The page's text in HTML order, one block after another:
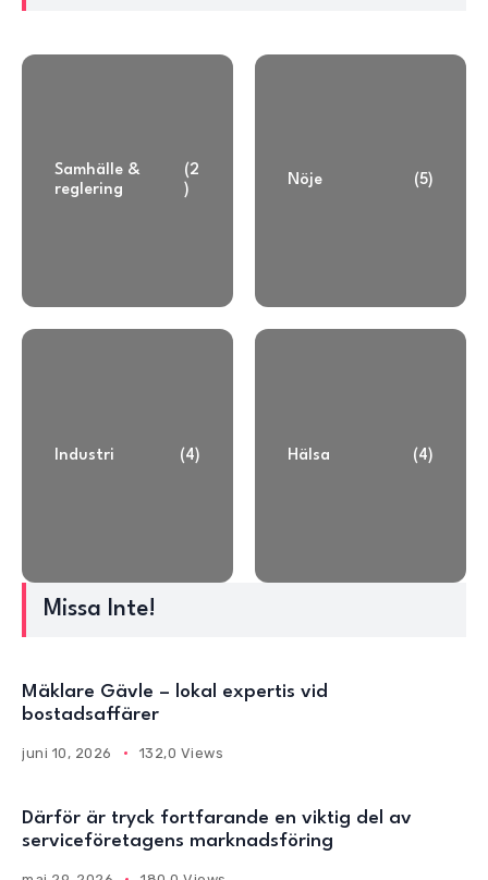
Samhälle &
reglering
(2
)
Nöje (5)
Industri (4) Hälsa (4)
Missa Inte!
Mäklare Gävle – lokal expertis vid
bostadsaffärer
juni 10, 2026 132,0 Views
Därför är tryck fortfarande en viktig del av
serviceföretagens marknadsföring